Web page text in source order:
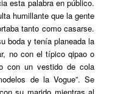
esta palabra en público.
humillante que la gente
tanto como casarse.
boda y tenía planeada la
no con el típico qipao o
con un vestido de cola
de la Vogue”. Se